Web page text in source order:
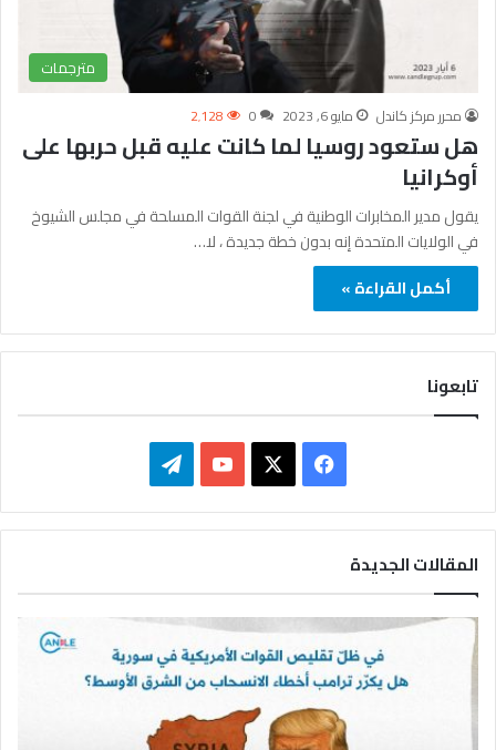
مترجمات
محرر مركز كاندل مايو 6, 2023 0 2٬128
هل ستعود روسيا لما كانت عليه قبل حربها على
أوكرانيا
يقول مدير المخابرات الوطنية في لجنة القوات المسلحة في مجلس الشيوخ
في الولايات المتحدة إنه بدون خطة جديدة ، لا…
أكمل القراءة »
تابعونا
ي
ب
و
ك
X
Y
u
T
u
b
ي
ق
ا
م
المقالات الجديدة